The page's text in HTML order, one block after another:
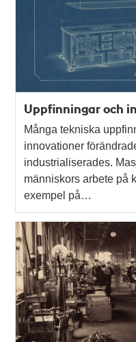
Uppfinningar och
Många tekniska
innovationer
industrialiserades.
människors arbete på
exempel på…